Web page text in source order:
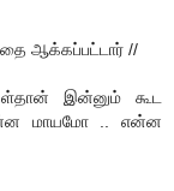
ஆக்கப்பட்டார் //
இன்னும் கூட
மாயமோ .. என்ன